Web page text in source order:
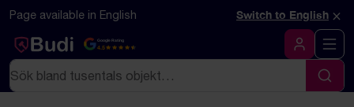
Hoppa till innehåll
Textbaserad (markdown) version av denna sida
Page available in English Switch to English ×
Google Rating
4.5
Logga in
Sök
Sök